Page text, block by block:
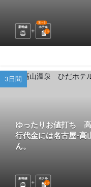
新幹線 ホテル
選べる
2泊
3日間
ゆったりお値打ち
行代金には名古屋-高
ん。
新幹線
ホテル
2泊